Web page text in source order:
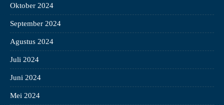
Oktober 2024
September 2024
Agustus 2024
Juli 2024
Juni 2024
Mei 2024